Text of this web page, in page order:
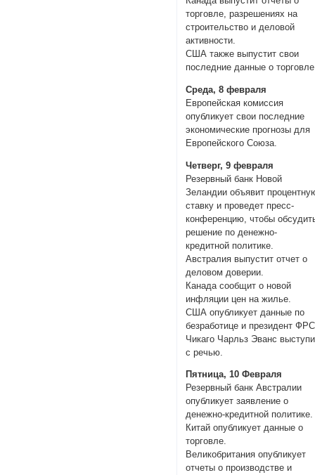
торговле, разрешениях на
строительство и деловой
активности.
США также выпустит свои
последние данные о
Среда, 8 февраля
Европейская комиссия
опубликует свои последние
экономические прогнозы для
Европейского Союза.
Четверг, 9 февраля
Резервный банк Новой
Зеландии объявит
ставку и проведет пресс-
конференцию, чтобы
решение по денежно-
кредитной политике.
Австралия выпустит отчет о
деловом доверии.
Канада сообщит о новой
инфляции цен на жилье.
США опубликует данные по
безработице и президент ФРС
Чикаго Чарльз Эванс
с речью.
Пятница, 10 Февраля
Резервный банк Австралии
опубликует заявление о
денежно-кредитной политике.
Китай опубликует данные о
торговле.
Великобритания опубликует
отчеты о производстве и